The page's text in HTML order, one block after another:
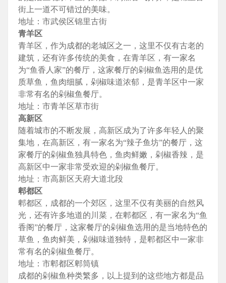
街上一道不可错过的美味。
地址：市武侯区锦里古街
青羊区
青羊区，作为成都的老城区之一，这里不仅有古老的
建筑，还有许多传统的美食，在青羊区，有一家名
为“鱼香人家”的餐厅，这家餐厅的剁椒鱼选用的是优
质草鱼，鱼肉细腻，剁椒味道浓郁，是青羊区中一家
非常有名的剁椒鱼餐厅。
地址：市青羊区草市街
高新区
随着城市的不断发展，高新区成为了许多年轻人的聚
集地，在高新区，有一家名为“辣子鱼坊”的餐厅，这
家餐厅的剁椒鱼独具特色，鱼肉鲜嫩，剁椒香辣，是
高新区中一家非常受欢迎的剁椒鱼餐厅。
地址：市高新区天府大道北段
郫都区
郫都区，成都的一个郊区，这里不仅有美丽的自然风
光，还有许多地道的川菜，在郫都区，有一家名为“鱼
香阁”的餐厅，这家餐厅的剁椒鱼选用的是当地特色的
草鱼，鱼肉鲜美，剁椒味道独特，是郫都区中一家非
常有名的剁椒鱼餐厅。
地址：市郫都区郫筒镇
成都的剁椒鱼种类繁多，以上提到的这些地方都是品